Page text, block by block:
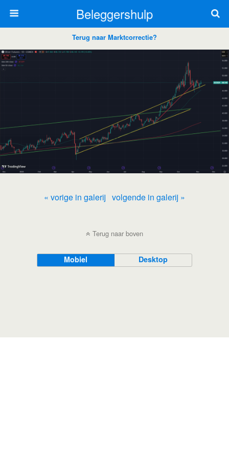
Beleggershulp
Terug naar Marktcorrectie?
« vorige in galerij volgende in galerij »
Terug naar boven
Mobiel Desktop